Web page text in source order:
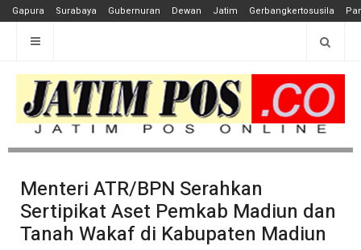
Gapura Surabaya Gubernuran Dewan Jatim Gerbangkertosusila
Menteri ATR/BPN Serahkan
Sertipikat Aset Pemkab Madiun dan
Tanah Wakaf di Kabupaten Madiun